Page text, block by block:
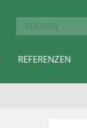
REFERENZEN